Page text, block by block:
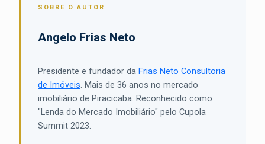
SOBRE O AUTOR
Angelo Frias Neto
Presidente e fundador da Frias Neto Consultoria
de Imóveis. Mais de 36 anos no mercado
imobiliário de Piracicaba. Reconhecido como
"Lenda do Mercado Imobiliário" pelo Cupola
Summit 2023.